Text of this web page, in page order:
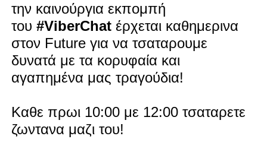
την καινούργια εκπομπή
του #ViberChat έρχεται καθημερινα
στον Future για να τσαταρουμε
δυνατά με τα κορυφαία και
αγαπημένα μας τραγούδια!
Καθε πρωι 10:00 με 12:00 τσαταρετε
ζωντανα μαζι του!